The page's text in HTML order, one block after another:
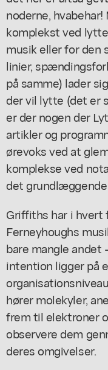
noderne,
komplekst ved
musik eller for den
linier,
på samme) lader
der vil lytte (det er
er der nogen der
artikler og
ørevoks ved at
komplekse ved
det
Griffiths har i hvert
Ferneyhoughs
bare mangle andet
intention ligger på
hører molekyler,
frem til elektroner
observere dem
deres omgivelser.